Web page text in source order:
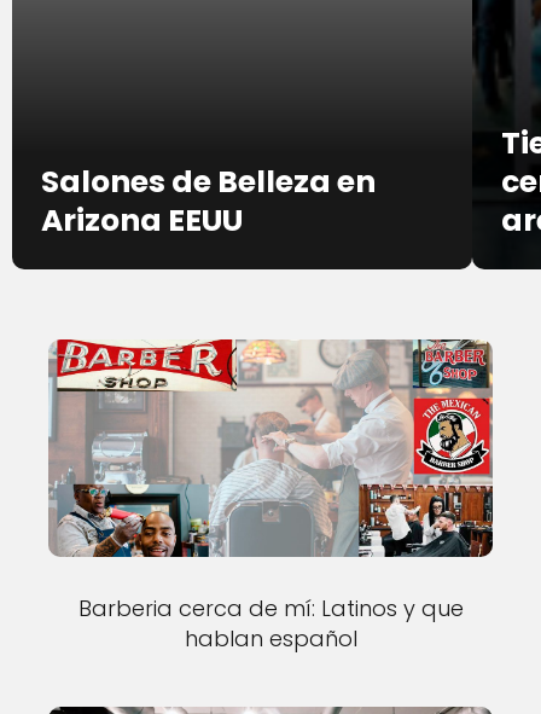
Salones de Belleza en
Arizona EEUU
Barberia cerca de mí: Latinos y que
hablan español